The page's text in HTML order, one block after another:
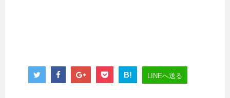
B! LINEへ送る